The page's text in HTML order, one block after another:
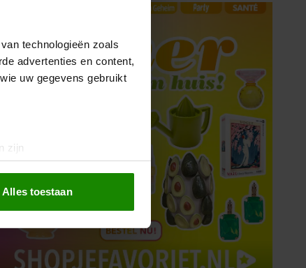
technologieën zoals
advertenties en content,
uw gegevens gebruikt
zijn
te bieden en om ons
partners voor social
Alles toestaan